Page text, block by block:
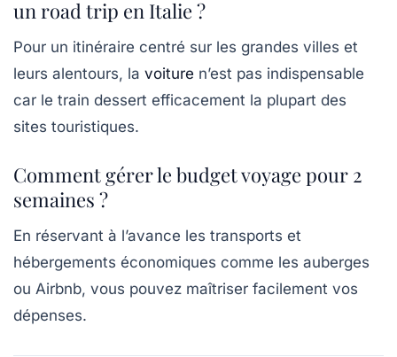
un road trip en Italie ?
Pour un itinéraire centré sur les grandes villes et
leurs alentours, la voiture n’est pas indispensable
car le train dessert efficacement la plupart des
sites touristiques.
Comment gérer le budget voyage pour 2
semaines ?
En réservant à l’avance les transports et
hébergements économiques comme les auberges
ou Airbnb, vous pouvez maîtriser facilement vos
dépenses.